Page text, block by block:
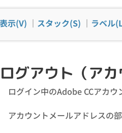
表示(V) ｜ スタック(S) ｜ ラベル
ログアウト（ア
ログイン中のAdobe CCアカウ
アカウントメールアドレスの